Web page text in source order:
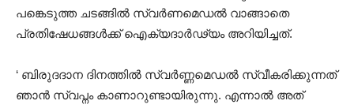
പങ്കെടുത്ത ചടങ്ങില്‍ സ്വര്‍ണമെഡല്‍ വാങ്ങാതെ
പ്രതിഷേധങ്ങൾക്ക് ഐക്യദാര്‍ഢ്യം അറിയിച്ചത്.
‘ ബിരുദദാന ദിനത്തിൽ സ്വര്‍ണ്ണമെഡൽ സ്വീകരിക്കുന്നത്
ഞാൻ സ്വപ്നം കാണാറുണ്ടായിരുന്നു. എന്നാൽ അത്